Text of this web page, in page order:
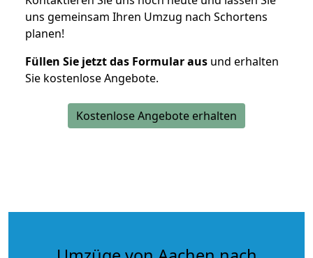
uns gemeinsam Ihren Umzug nach Schortens
planen!
Füllen Sie jetzt das Formular aus und erhalten
Sie kostenlose Angebote.
Kostenlose Angebote erhalten